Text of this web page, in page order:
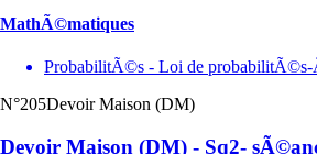
MathÃ©matiques
ProbabilitÃ©s - Loi de
N°205Devoir Maison (DM)
Devoir Maison (DM) - Sq2-